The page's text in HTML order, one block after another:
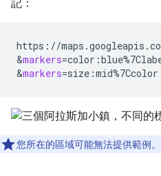
記：
https://
&markers=
&markers=
您所在的區域可能無法提供範例。